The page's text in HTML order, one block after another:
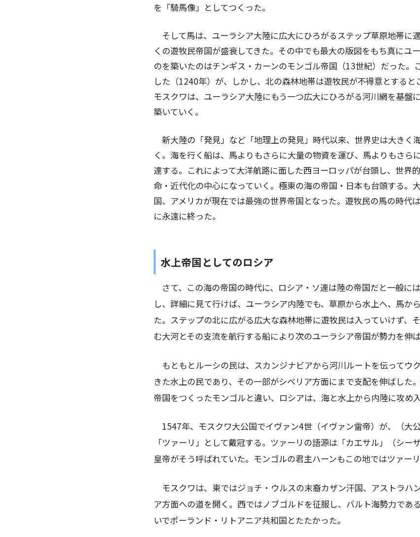
を「騎馬像」としてつくった。
そして馬は、ユーラシア大陸に広大にひろがるステップ草原地帯に
くの遊牧民帝国が盛衰してきた。その中でも最大の版図をもち真にユ
のを築いたのはチンギス・カーンのモンゴル帝国（13世紀）だった。
した（1240年）が、しかし、北の森林地帯は遊牧民が不得意とすると
モスクワは、ユーラシア大陸にもう一つ広大にひろがる河川網を基盤
築いていく。
新大陸の「発見」など「地理上の発見」時代以来、世界史は大きく
く。海を行く船は、馬よりもさらに大量の物資を運び、馬よりもさら
達する。これによって大洋航路に面した西ヨーロッパが台頭し、世界
命・近代化の中心になっていく。極東の海の帝国・日本も台頭する。
国、アメリカが現在では最強の世界帝国となった。遊牧民の馬の時代
に永遠に終った。
水上帝国としてのロシア
さて、この海の帝国の時代に、ロシア・ソ連は陸の帝国だと一般に
し、詳細に見て行けば、ユーラシア内陸でも、草原から水上へ、馬か
た。ステップの北に広がる広大な森林地帯に遊牧民は入っていけず、
む大河とその支流を航行する船により次のユーラシア帝国が勢力を伸ば
もともとルーシの民は、スカンジナビアから河川ルートを伝ってウ
きた水上の民であり、その一部がシベリア方面にまで支配を伸ばした
帝国をつくったモンゴルと違い、ロシアは、海と水上から内陸に攻め
1547年、モスクワ大公国でイヴァン4世（イヴァン雷帝）が、（大
「ツァーリ」として戴冠する。ツァーリの語源は「カエサル」（シー
皇帝がそう呼ばれていた。モンゴルの君主ハーンもこの地ではツァーリ
モスクワは、東ではジョチ・ウルスの末裔カザン汗国、アストラハ
ア方面への道を開く。西ではノブゴルドを征服し、バルト海勢力であ
いでポーランド・リトアニア共和国とたたかった。